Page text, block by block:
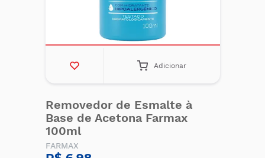
Adicionar
Removedor de Esmalte à
Base de Acetona Farmax
100ml
FARMAX